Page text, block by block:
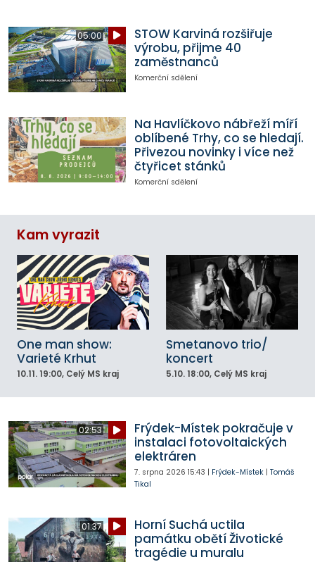
05:00
STOW Karviná rozšiřuje
výrobu, přijme 40
zaměstnanců
Komerční sdělení
Na Havlíčkovo nábřeží míří
oblíbené Trhy, co se hledají.
Přivezou novinky i více než
čtyřicet stánků
Komerční sdělení
Kam vyrazit
One man show:
Varieté Krhut
10.11. 19:00, Celý MS kraj
Smetanovo trio/
koncert
5.10. 18:00, Celý MS kraj
02:53
Frýdek-Místek pokračuje v
instalaci fotovoltaických
elektráren
7. srpna 2026 15:43 | Frýdek-Místek| Tomáš
Tikal
01:37
Horní Suchá uctila
památku obětí Životické
tragédie u muralu